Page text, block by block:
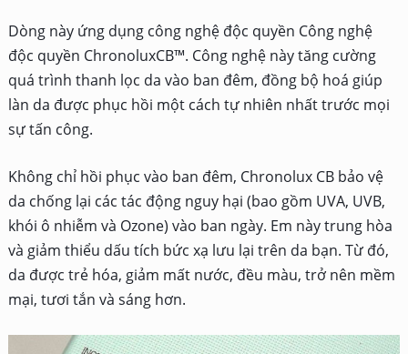
Dòng này ứng dụng công nghệ độc quyền Công nghệ
độc quyền ChronoluxCB™. Công nghệ này tăng cường
quá trình thanh lọc da vào ban đêm, đồng bộ hoá giúp
làn da được phục hồi một cách tự nhiên nhất trước mọi
sự tấn công.
Không chỉ hồi phục vào ban đêm, Chronolux CB bảo vệ
da chống lại các tác động nguy hại (bao gồm UVA, UVB,
khói ô nhiễm và Ozone) vào ban ngày. Em này trung hòa
và giảm thiểu dấu tích bức xạ lưu lại trên da bạn. Từ đó,
da được trẻ hóa, giảm mất nước, đều màu, trở nên mềm
mại, tươi tắn và sáng hơn.